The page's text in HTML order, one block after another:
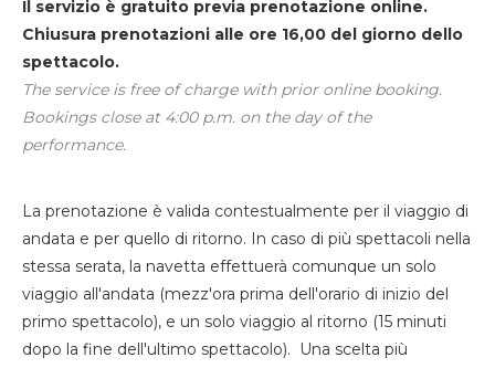
Il servizio è gratuito previa prenotazione online.
Chiusura prenotazioni alle ore 16,00 del giorno dello
spettacolo.
The service is free of charge with prior online booking.
Bookings close at 4:00 p.m. on the day of the
performance.
La prenotazione è valida contestualmente per il viaggio di
andata e per quello di ritorno. In caso di più spettacoli nella
stessa serata, la navetta effettuerà comunque un solo
viaggio all'andata (mezz'ora prima dell'orario di inizio del
primo spettacolo), e un solo viaggio al ritorno (15 minuti
dopo la fine dell'ultimo spettacolo). Una scelta più